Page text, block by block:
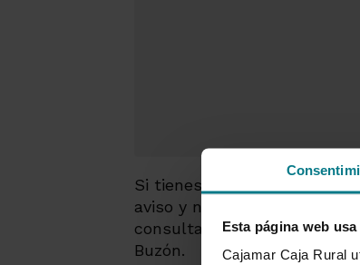
Esta página web
Cajamar Caja Rural
Si tienes que consultar
aviso y no tienes a mano el
consultarlo en cualquier
Buzón.